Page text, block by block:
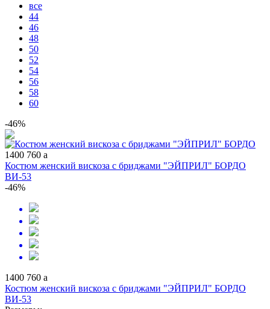
все
44
46
48
50
52
54
56
58
60
-46%
1400 760 a
Костюм женский вискоза с бриджами "ЭЙПРИЛ" БОРДО
ВИ-53
-46%
1400 760 a
Костюм женский вискоза с бриджами "ЭЙПРИЛ" БОРДО
ВИ-53